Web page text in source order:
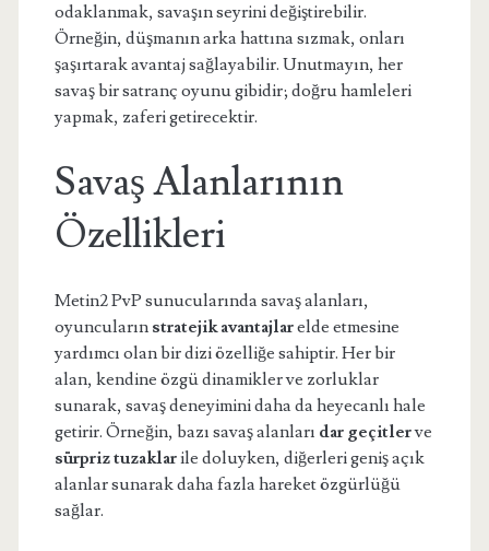
odaklanmak, savaşın seyrini değiştirebilir.
Örneğin, düşmanın arka hattına sızmak, onları
şaşırtarak avantaj sağlayabilir. Unutmayın, her
savaş bir satranç oyunu gibidir; doğru hamleleri
yapmak, zaferi getirecektir.
Savaş Alanlarının
Özellikleri
Metin2 PvP sunucularında savaş alanları,
oyuncuların stratejik avantajlarelde etmesine
yardımcı olan bir dizi özelliğe sahiptir. Her bir
alan, kendine özgü dinamikler ve zorluklar
sunarak, savaş deneyimini daha da heyecanlı hale
getirir. Örneğin, bazı savaş alanları dar geçitlerve
sürpriz tuzaklarile doluyken, diğerleri geniş açık
alanlar sunarak daha fazla hareket özgürlüğü
sağlar.